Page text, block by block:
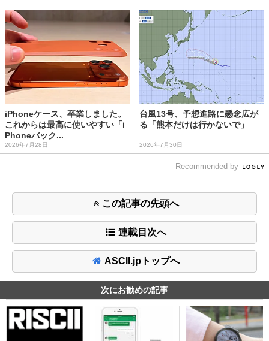
iPhoneケース、卒業しました。
これからは最高に使いやすい「i
Phoneバック...
2026年7月28日
台風13号、予想進路に懸念広が
る「熊本だけは行かないで」
2026年7月30日
Recommended by
この記事の先頭へ
連載目次へ
ASCII.jpトップへ
次にお勧めの記事